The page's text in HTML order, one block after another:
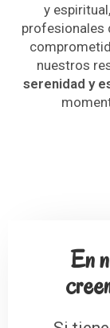
y
profesionales
nuestros
serenidad y
En